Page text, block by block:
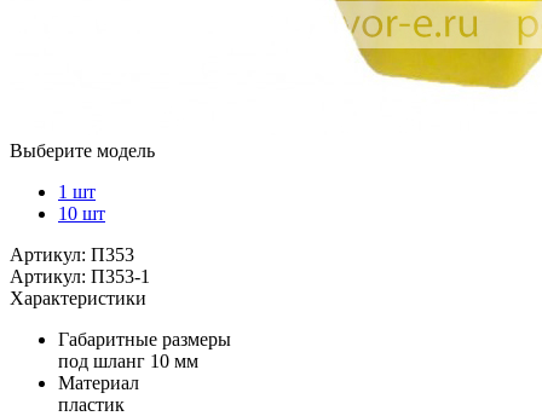
Выберите модель
1 шт
10 шт
Артикул: П353
Артикул: П353-1
Характеристики
Габаритные размеры
под шланг 10 мм
Материал
пластик